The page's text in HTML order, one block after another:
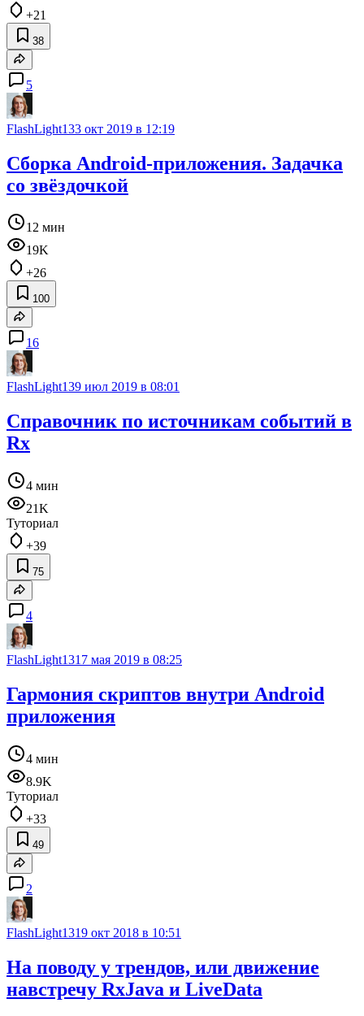
+21
38
5
FlashLight133 окт 2019 в 12:19
Сборка Android-приложения. Задачка
со звёздочкой
12 мин
19K
+26
100
16
FlashLight139 июл 2019 в 08:01
Справочник по источникам событий в
Rx
4 мин
21K
Туториал
+39
75
4
FlashLight1317 мая 2019 в 08:25
Гармония скриптов внутри Android
приложения
4 мин
8.9K
Туториал
+33
49
2
FlashLight1319 окт 2018 в 10:51
На поводу у трендов, или движение
навстречу RxJava и LiveData